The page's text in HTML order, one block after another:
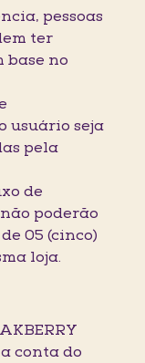
pessoas
ter
base no
usuário seja
pela
de
poderão
05 (cinco)
loja.
conta do